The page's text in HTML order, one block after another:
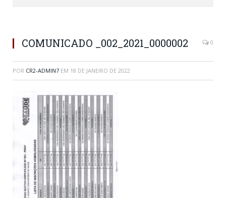
COMUNICADO _002_2021_0000002 0
POR CR2-ADMIN7 EM 18 DE JANEIRO DE 2022